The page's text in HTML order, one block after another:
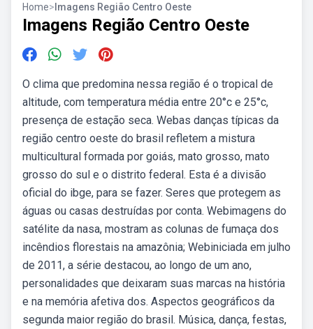
Home> Imagens Região Centro Oeste
Imagens Região Centro Oeste
O clima que predomina nessa região é o tropical de
altitude, com temperatura média entre 20°c e 25°c,
presença de estação seca. Webas danças típicas da
região centro oeste do brasil refletem a mistura
multicultural formada por goiás, mato grosso, mato
grosso do sul e o distrito federal. Esta é a divisão
oficial do ibge, para se fazer. Seres que protegem as
águas ou casas destruídas por conta. Webimagens do
satélite da nasa, mostram as colunas de fumaça dos
incêndios florestais na amazônia; Webiniciada em julho
de 2011, a série destacou, ao longo de um ano,
personalidades que deixaram suas marcas na história
e na memória afetiva dos. Aspectos geográficos da
segunda maior região do brasil. Música, dança, festas,